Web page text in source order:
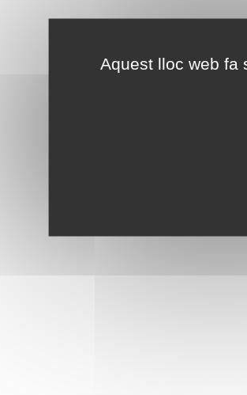
Aquest lloc web fa